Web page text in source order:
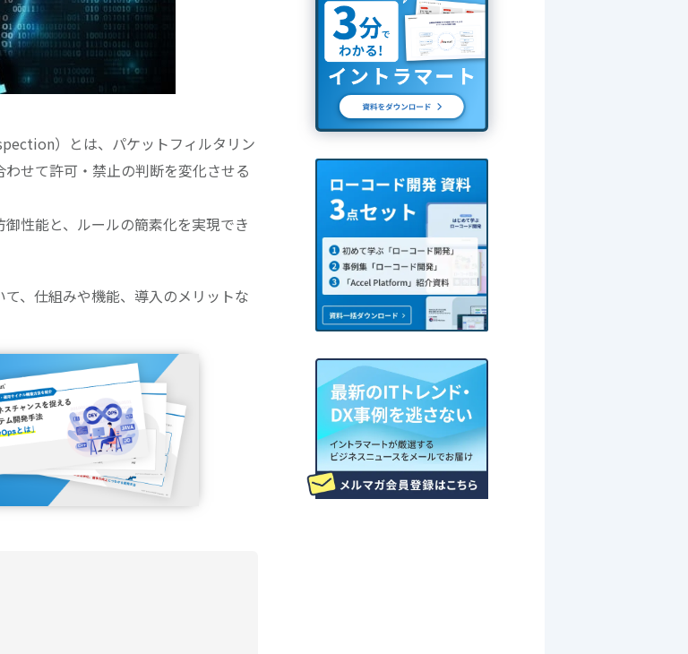
）とは、パケットフィルタリン
せて許可・禁止の判断を変化させる
性能と、ルールの簡素化を実現でき
、仕組みや機能、導入のメリットな